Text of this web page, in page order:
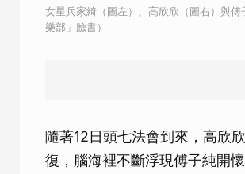
女星兵家綺（圖左）、高欣欣（圖右）與
樂部」臉書）
隨著12日頭七法會到來，高欣
復，腦海裡不斷浮現傅子純開